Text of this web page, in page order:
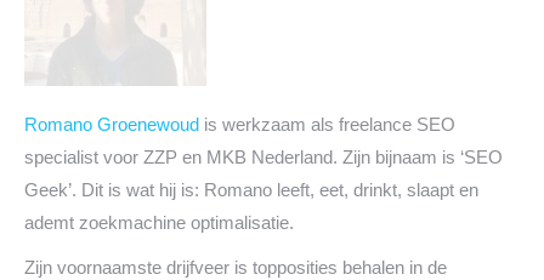
Romano Groenewoud is werkzaam als freelance SEO
specialist voor ZZP en MKB Nederland. Zijn bijnaam is ‘SEO
Geek’. Dit is wat hij is: Romano leeft, eet, drinkt, slaapt en
ademt zoekmachine optimalisatie.
Zijn voornaamste drijfveer is topposities behalen in de